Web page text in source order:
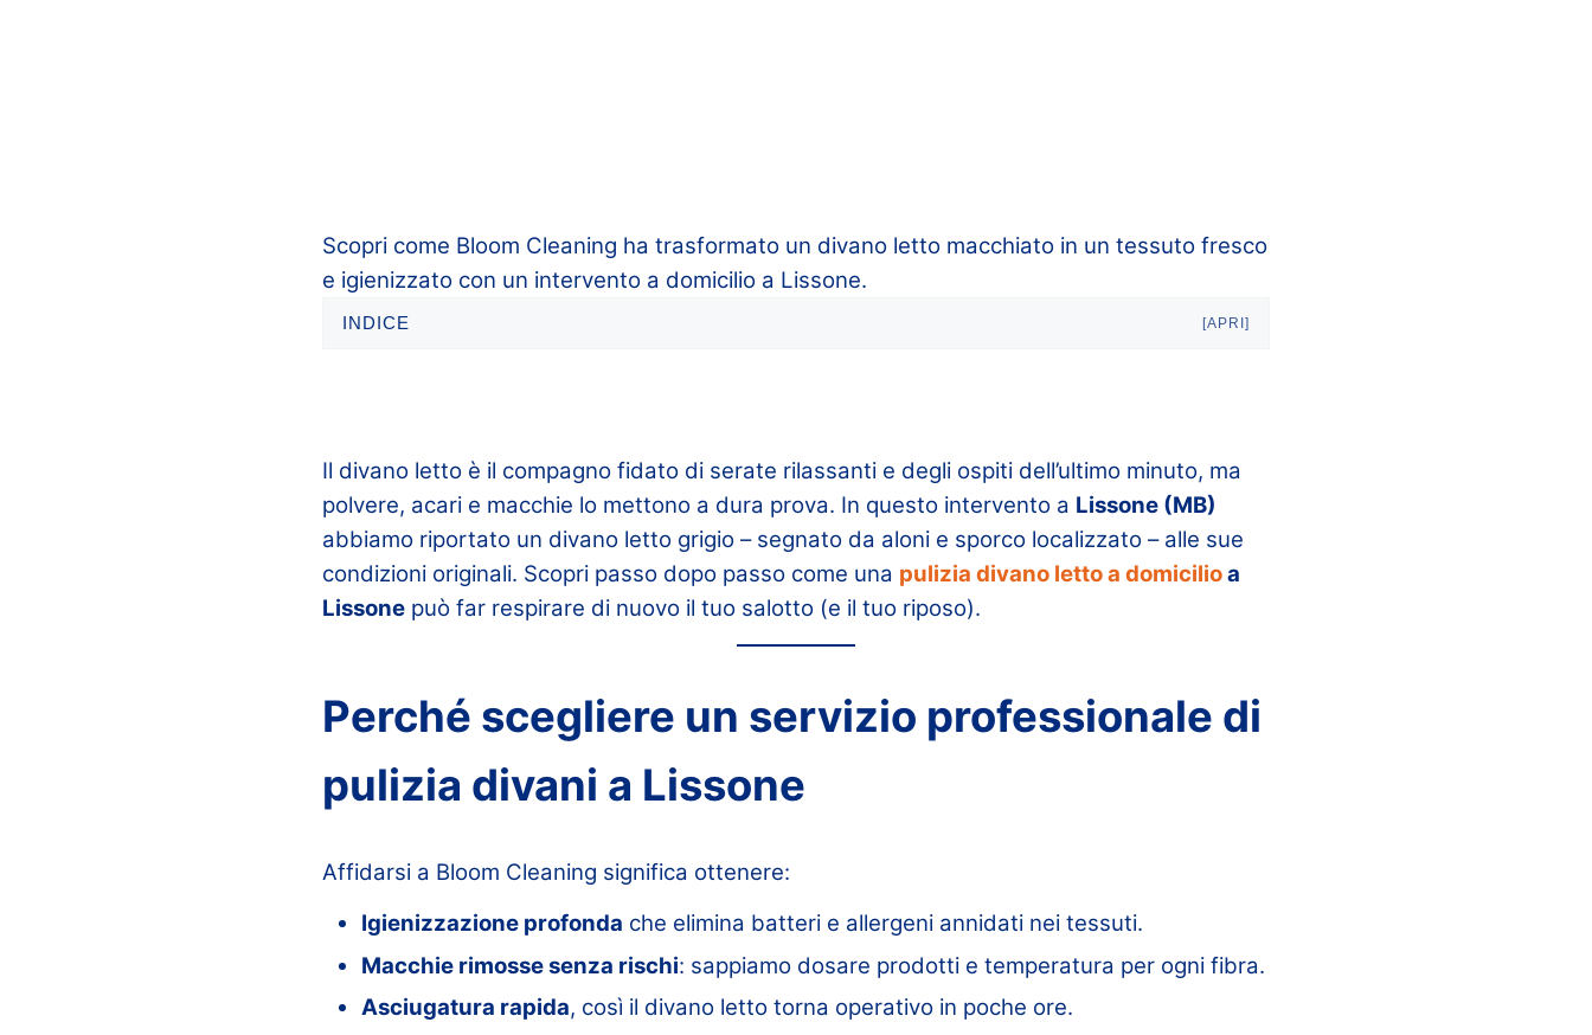
Scopri come Bloom Cleaning ha trasformato un divano letto macchiato in un tessuto fresco
e igienizzato con un intervento a domicilio a Lissone.
INDICE [APRI]
Il divano letto è il compagno fidato di serate rilassanti e degli ospiti dell’ultimo minuto, ma
polvere, acari e macchie lo mettono a dura prova. In questo intervento a Lissone (MB)
abbiamo riportato un divano letto grigio – segnato da aloni e sporco localizzato – alle sue
condizioni originali. Scopri passo dopo passo come una pulizia divano letto a domicilioa
Lissone può far respirare di nuovo il tuo salotto (e il tuo riposo).
Perché scegliere un servizio professionale di
pulizia divani a Lissone
Affidarsi a Bloom Cleaning significa ottenere:
Igienizzazione profonda che elimina batteri e allergeni annidati nei tessuti.
Macchie rimosse senza rischi: sappiamo dosare prodotti e temperatura per ogni fibra.
Asciugatura rapida, così il divano letto torna operativo in poche ore.